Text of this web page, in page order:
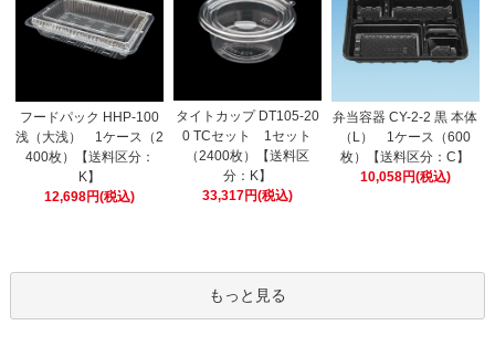
フードパック HHP-100
浅（大浅） 1ケース（2
400枚）【送料区分：
K】
12,698円(税込)
タイトカップ DT105-20
0 TCセット 1セット
（2400枚）【送料区
分：K】
33,317円(税込)
弁当容器 CY-2-2 黒 本体
（L） 1ケース（600
枚）【送料区分：C】
10,058円(税込)
もっと見る